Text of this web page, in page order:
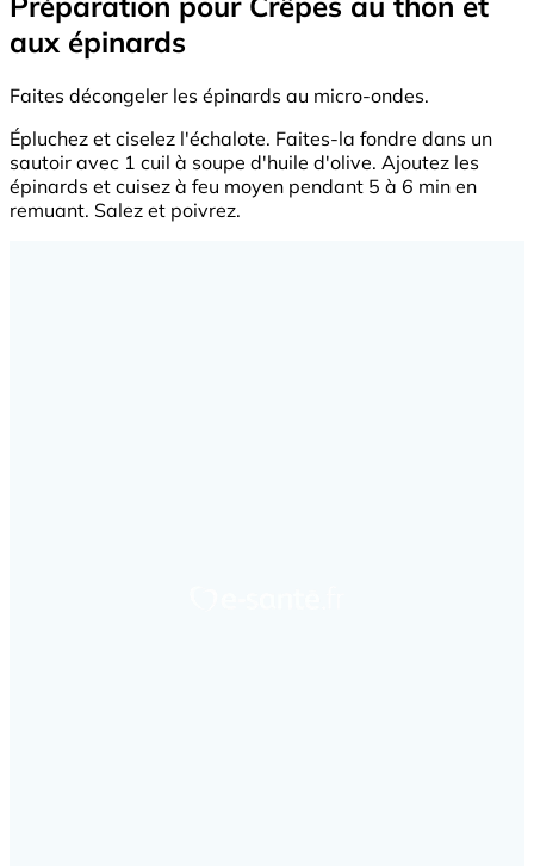
aux épinards
Faites décongeler les épinards au micro-ondes.
Épluchez et ciselez l'échalote. Faites-la fondre dans un
sautoir avec 1 cuil à soupe d'huile d'olive. Ajoutez les
épinards et cuisez à feu moyen pendant 5 à 6 min en
remuant. Salez et poivrez.